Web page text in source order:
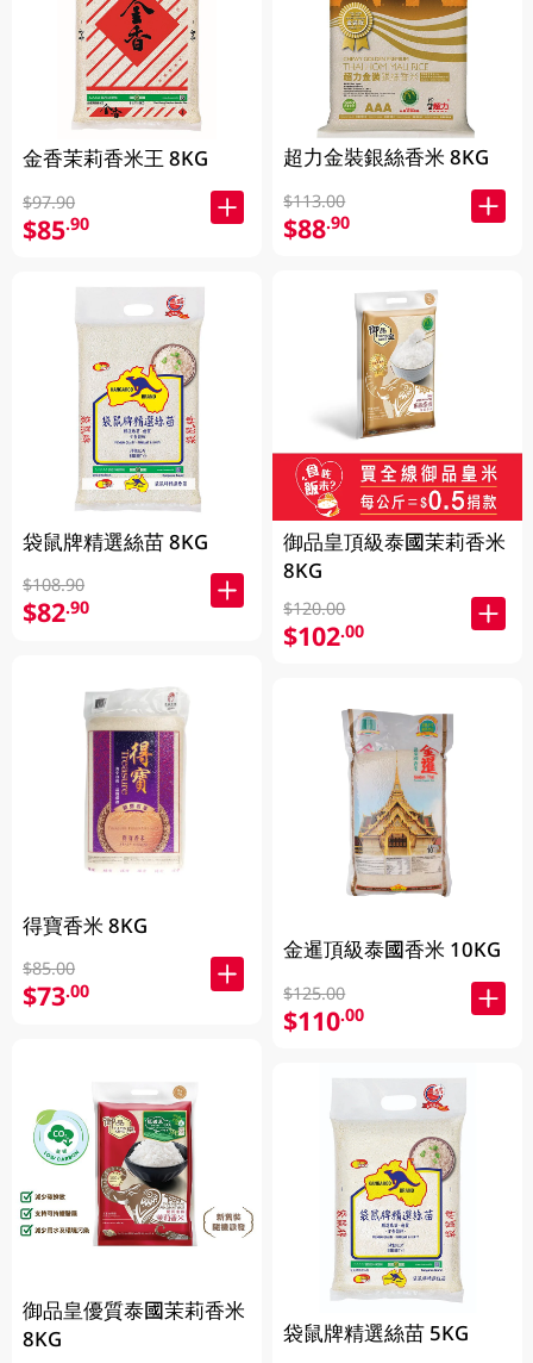
金香茉莉香米王 8KG
$97.90
$85.90
袋鼠牌精選絲苗 8KG
$108.90
$82.90
得寶香米 8KG
$85.00
$73.00
御品皇優質泰國茉莉香米
8KG
超力金裝銀絲香米 8KG
$113.00
$88.90
御品皇頂級泰國茉莉香米
8KG
$120.00
$102.00
金暹頂級泰國香米 10KG
$125.00
$110.00
袋鼠牌精選絲苗 5KG